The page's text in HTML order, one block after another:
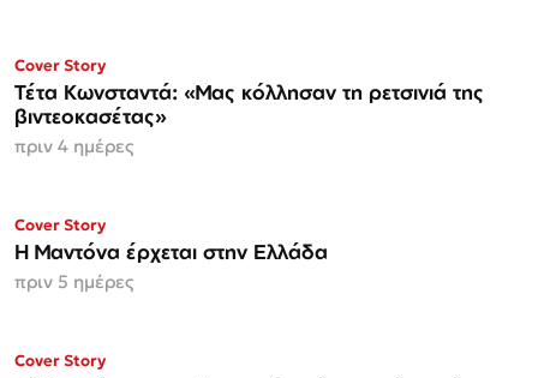
ΜΟΝΟ ΣΤΗΝ
Espresso
Cover Story
Τέτα Κωνσταντά: «Μας κόλλησαν τη ρετσινιά της
βιντεοκασέτας»
πριν 4 ημέρες
Cover Story
Η Μαντόνα έρχεται στην Ελλάδα
πριν 5 ημέρες
Cover Story